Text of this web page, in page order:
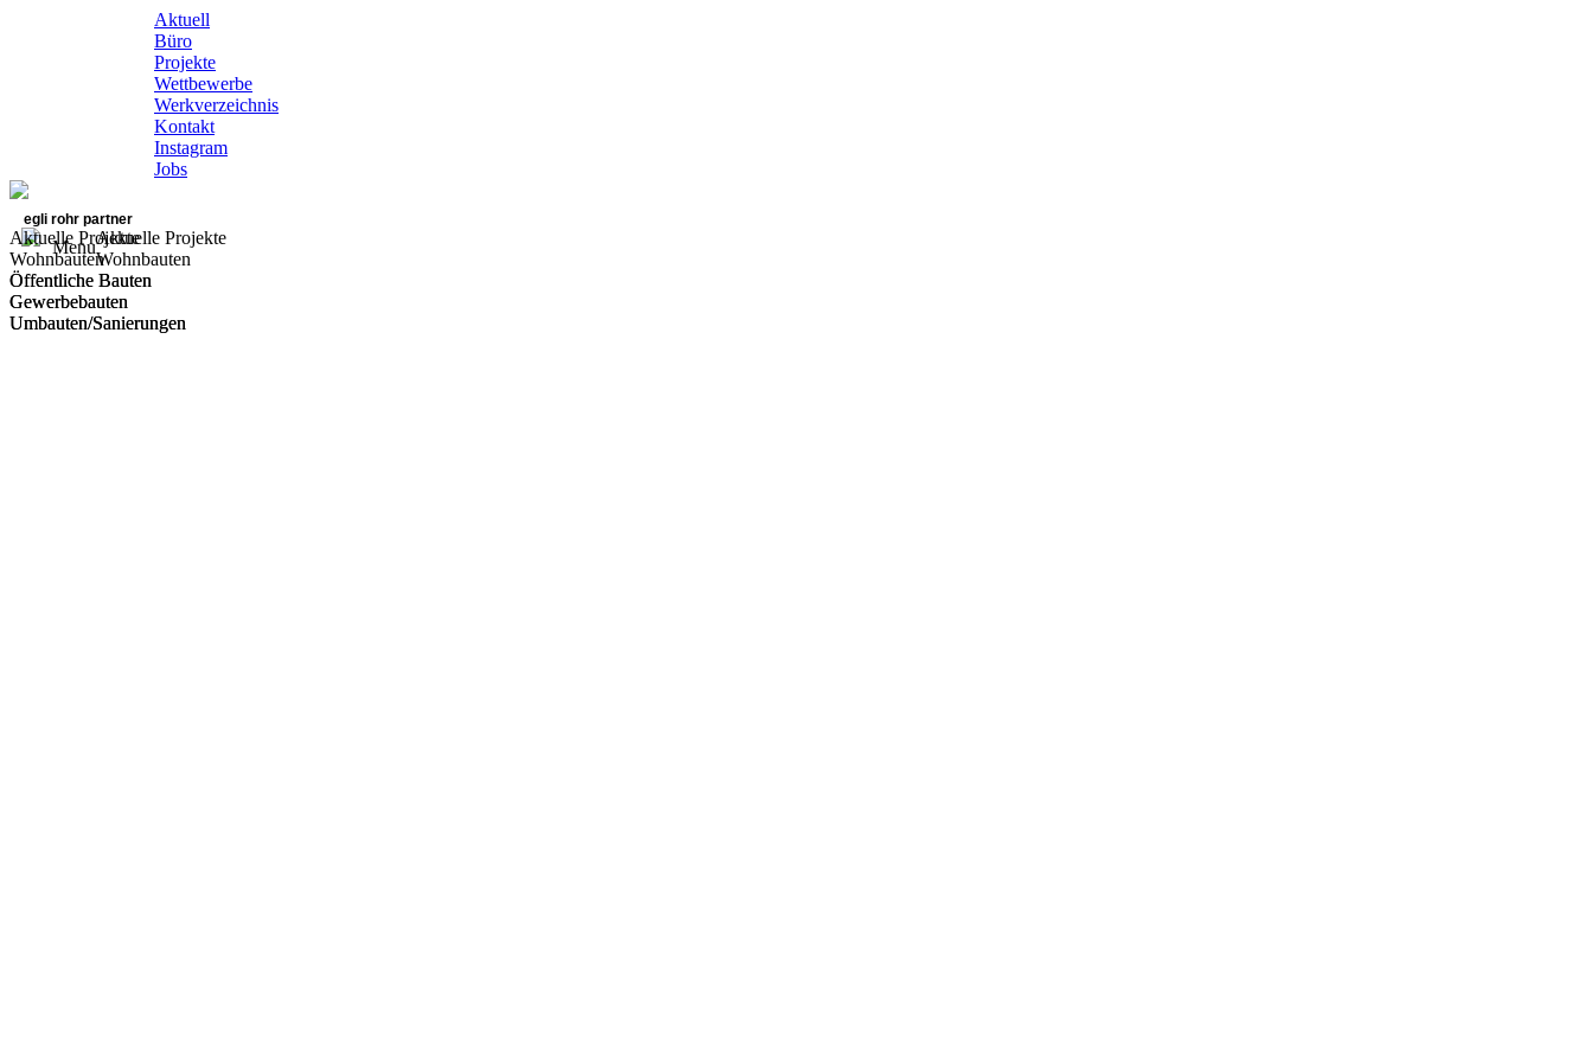
Aktuell
Büro
Projekte
Wettbewerbe
Werkverzeichnis
Kontakt
Instagram
Jobs
egli rohr partner
Menu
Aktuelle Projekte
Wohnbauten
Öffentliche Bauten
Gewerbebauten
Umbauten/Sanierungen
Aktuelle Projekte
Wohnbauten
Öffentliche Bauten
Gewerbebauten
Umbauten/Sanierungen